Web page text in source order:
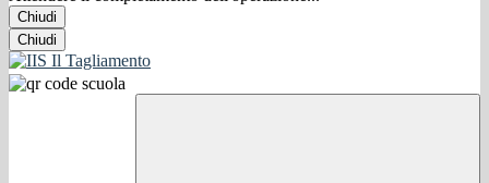
Chiudi
Chiudi